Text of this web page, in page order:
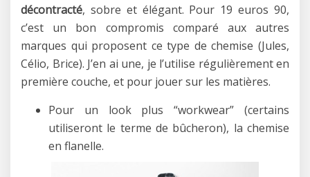
décontracté, sobre et élégant. Pour 19 euros 90,
c’est un bon compromis comparé aux autres
marques qui proposent ce type de chemise (Jules,
Célio, Brice). J’en ai une, je l’utilise régulièrement en
première couche, et pour jouer sur les matières.
Pour un look plus “workwear” (certains
utiliseront le terme de bûcheron), la chemise
en flanelle.